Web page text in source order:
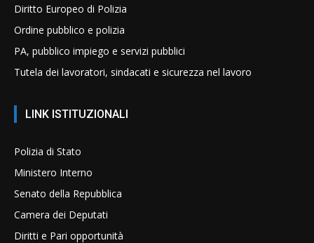
Diritto Europeo di Polizia
Ordine pubblico e polizia
PA, pubblico impiego e servizi pubblici
Tutela dei lavoratori, sindacati e sicurezza nel lavoro
LINK ISTITUZIONALI
Polizia di Stato
Ministero Interno
Senato della Repubblica
Camera dei Deputati
Diritti e Pari opportunità